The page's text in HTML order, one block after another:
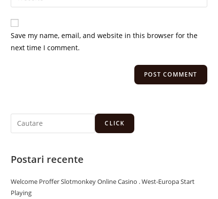
Save my name, email, and website in this browser for the
next time I comment.
CLICK
Postari recente
Welcome Proffer Slotmonkey Online Casino . West-Europa Start
Playing